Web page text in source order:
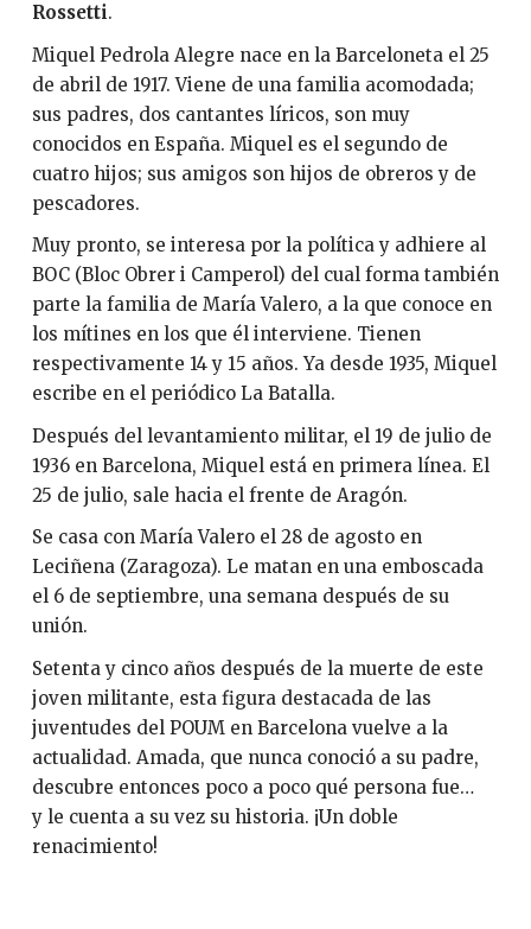
Rossetti.
Miquel Pedrola Alegre nace en la Barceloneta el 25
de abril de 1917. Viene de una familia acomodada;
sus padres, dos cantantes líricos, son muy
conocidos en España. Miquel es el segundo de
cuatro hijos; sus amigos son hijos de obreros y de
pescadores.
Muy pronto, se interesa por la política y adhiere al
BOC (Bloc Obrer i Camperol) del cual forma también
parte la familia de María Valero, a la que conoce en
los mítines en los que él interviene. Tienen
respectivamente 14 y 15 años. Ya desde 1935, Miquel
escribe en el periódico La Batalla.
Después del levantamiento militar, el 19 de julio de
1936 en Barcelona, Miquel está en primera línea. El
25 de julio, sale hacia el frente de Aragón.
Se casa con María Valero el 28 de agosto en
Leciñena (Zaragoza). Le matan en una emboscada
el 6 de septiembre, una semana después de su
unión.
Setenta y cinco años después de la muerte de este
joven militante, esta figura destacada de las
juventudes del POUM en Barcelona vuelve a la
actualidad. Amada, que nunca conoció a su padre,
descubre entonces poco a poco qué persona fue…
y le cuenta a su vez su historia. ¡Un doble
renacimiento!